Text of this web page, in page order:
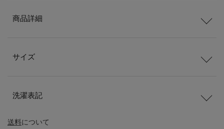
送料について
商品詳細
サイズ
洗濯表記